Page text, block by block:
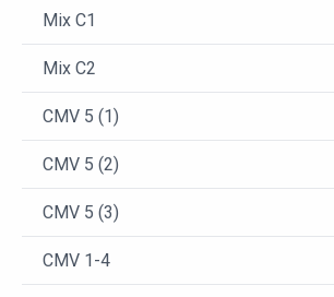
Mix C1
Mix C2
CMV 5 (1)
CMV 5 (2)
CMV 5 (3)
CMV 1-4